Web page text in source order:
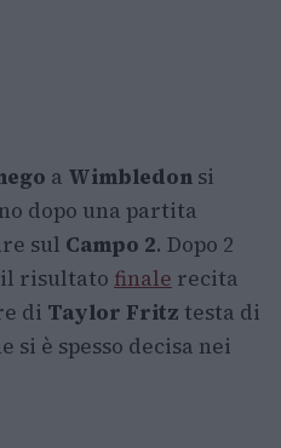
a Wimbledon si
dopo una partita
sul Campo 2. Dopo 2
il risultato finale recita
di Taylor Fritz testa di
si è spesso decisa nei